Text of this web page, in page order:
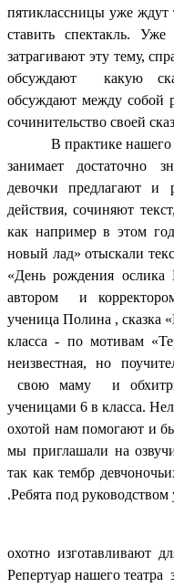
пятиклассницы уже ждут
ставить спектакль.
затрагивают эту тему,
обсуждают какую
обсуждают между собой
сочинительство своей
В практике нашего
занимает достаточно
девочки предлагают и
действия, сочиняют
как например в этом
новый лад» отыскали
«День рождения
автором и
ученица Полина , сказка
класса - по мотивам
неизвестная, но
свою маму и
ученицами 6 в класса.
охотой нам помогают и
мы приглашали на
так как тембр
.Ребята под руководством
охотно изготавливают
Репертуар нашего